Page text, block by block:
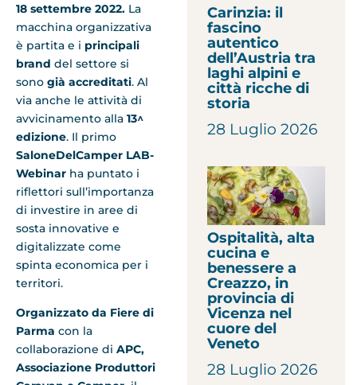
18 settembre 2022. La
macchina organizzativa
è partita e i principali
brand del settore si
sono già accreditati. Al
via anche le attività di
avvicinamento alla 13^
edizione. Il primo
SaloneDelCamper LAB-
Webinar ha puntato i
riflettori sull’importanza
di investire in aree di
sosta innovative e
digitalizzate come
spinta economica per i
territori.
Organizzato da Fiere di
Parma con la
collaborazione di APC,
Associazione Produttori
Carinzia: il
fascino
autentico
dell’Austria tra
laghi alpini e
città ricche di
storia
28 Luglio 2026
Ospitalità, alta
cucina e
benessere a
Creazzo, in
provincia di
Vicenza nel
cuore del
Veneto
28 Luglio 2026